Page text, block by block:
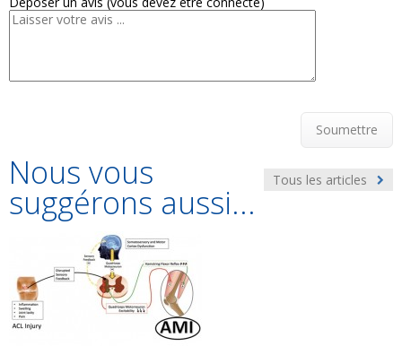
Soumettre
Tous les articles
Nous vous
suggérons aussi...